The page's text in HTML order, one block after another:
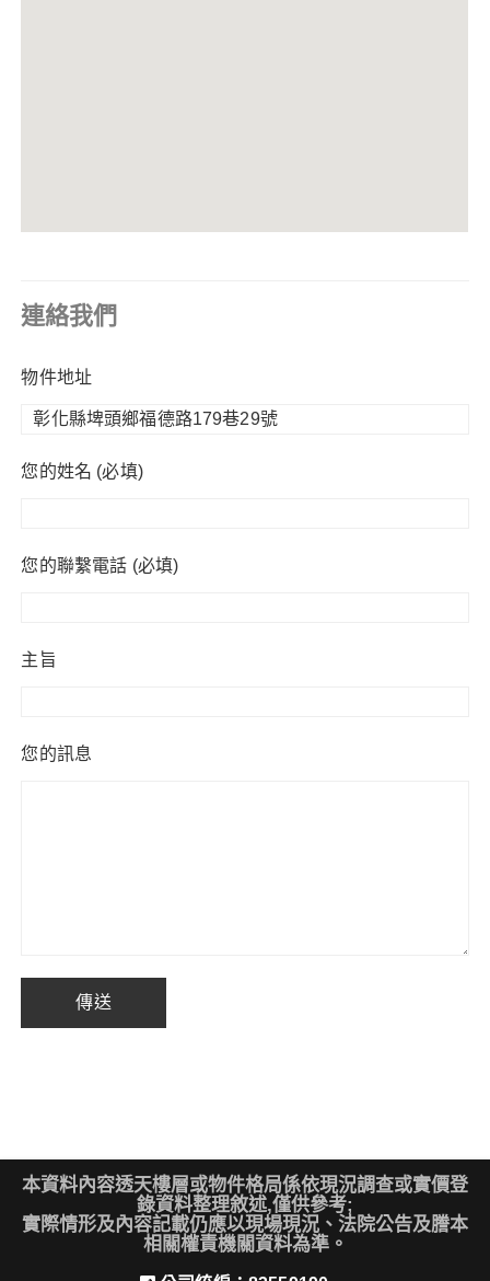
連絡我們
物件地址
您的姓名 (必填)
您的聯繫電話 (必填)
主旨
您的訊息
本資料內容透天樓層或物件格局係依現況調查或實價登
錄資料整理敘述,僅供參考;
實際情形及內容記載仍應以現場現況、法院公告及謄本
相關權責機關資料為準。